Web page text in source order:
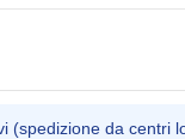
(spedizione da centri